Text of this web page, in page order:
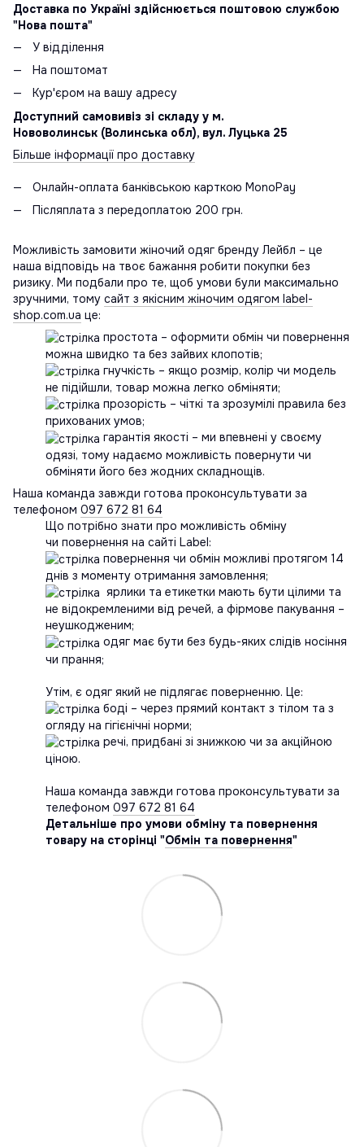
Доставка по Україні здійснюється поштовою службою
"Нова пошта"
У відділення
На поштомат
Кур'єром на вашу адресу
Доступний самовивіз зі складу у м.
Нововолинськ (Волинська обл), вул. Луцька 25
Більше інформації про доставку
Онлайн-оплата банківською карткою MonoPay
Післяплата з передоплатою 200 грн.
Можливість замовити жіночий одяг бренду Лейбл – це
наша відповідь на твоє бажання робити покупки без
ризику. Ми подбали про те, щоб умови були максимально
зручними, тому сайт з якісним жіночим одягом label-
shop.com.ua це:
простота – оформити обмін чи повернення
можна швидко та без зайвих клопотів;
гнучкість – якщо розмір, колір чи модель
не підійшли, товар можна легко обміняти;
прозорість – чіткі та зрозумілі правила без
прихованих умов;
гарантія якості – ми впевнені у своєму
одязі, тому надаємо можливість повернути чи
обміняти його без жодних складнощів.
Наша команда завжди готова проконсультувати за
телефоном 097 672 81 64
Що потрібно знати про можливість обміну
чи повернення на сайті Label:
повернення чи обмін можливі протягом 14
днів з моменту отримання замовлення;
ярлики та етикетки мають бути цілими та
не відокремленими від речей, а фірмове пакування –
неушкодженим;
одяг має бути без будь-яких слідів носіння
чи прання;
Утім, є одяг який не підлягає поверненню. Це:
боді – через прямий контакт з тілом та з
огляду на гігієнічні норми;
речі, придбані зі знижкою чи за акційною
ціною.
Наша команда завжди готова проконсультувати за
телефоном 097 672 81 64
Детальніше про умови обміну та повернення
товару на сторінці "Обмін та повернення"